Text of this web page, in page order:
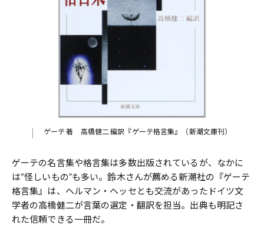
ゲーテ 著 高橋健二 編訳『ゲーテ格言集』（新潮文庫刊）
ゲーテの名言集や格言集は多数出版されているが、なかに
は“怪しいもの”も多い。鈴木さんが薦める新潮社の『ゲーテ
格言集』は、ヘルマン・ヘッセとも交流があったドイツ文
学者の高橋健二が言葉の選定・翻訳を担当。出典も明記さ
れた信頼できる一冊だ。